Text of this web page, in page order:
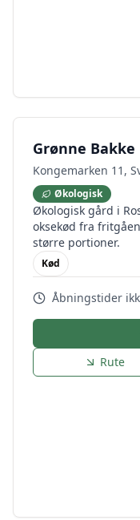
Grønne Bakke
Kongemarken 11,
Økologisk
Økologisk gård i
oksekød fra
større portioner.
Kød
Åbningstider
Rute